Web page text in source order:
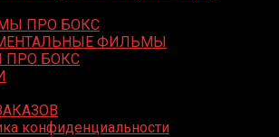
ПРО БОКС
ФИЛЬМЫ
ПРО БОКС
конфиденциальности